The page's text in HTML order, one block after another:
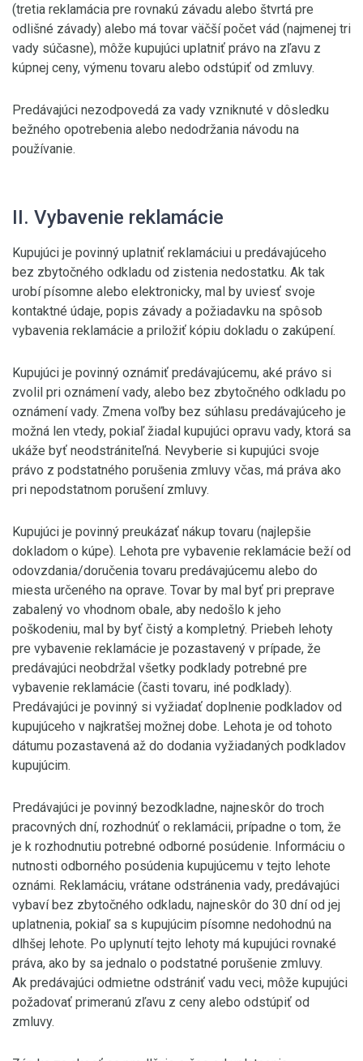
(tretia reklamácia pre rovnakú závadu alebo štvrtá pre
odlišné závady) alebo má tovar väčší počet vád (najmenej tri
vady súčasne), môže kupujúci uplatniť právo na zľavu z
kúpnej ceny, výmenu tovaru alebo odstúpiť od zmluvy.
Predávajúci nezodpovedá za vady vzniknuté v dôsledku
bežného opotrebenia alebo nedodržania návodu na
používanie.
II. Vybavenie reklamácie
Kupujúci je povinný uplatniť reklamáciui u predávajúceho
bez zbytočného odkladu od zistenia nedostatku. Ak tak
urobí písomne alebo elektronicky, mal by uviesť svoje
kontaktné údaje, popis závady a požiadavku na spôsob
vybavenia reklamácie a priložiť kópiu dokladu o zakúpení.
Kupujúci je povinný oznámiť predávajúcemu, aké právo si
zvolil pri oznámení vady, alebo bez zbytočného odkladu po
oznámení vady. Zmena voľby bez súhlasu predávajúceho je
možná len vtedy, pokiaľ žiadal kupujúci opravu vady, ktorá sa
ukáže byť neodstrániteľná. Nevyberie si kupujúci svoje
právo z podstatného porušenia zmluvy včas, má práva ako
pri nepodstatnom porušení zmluvy.
Kupujúci je povinný preukázať nákup tovaru (najlepšie
dokladom o kúpe). Lehota pre vybavenie reklamácie beží od
odovzdania/doručenia tovaru predávajúcemu alebo do
miesta určeného na oprave. Tovar by mal byť pri preprave
zabalený vo vhodnom obale, aby nedošlo k jeho
poškodeniu, mal by byť čistý a kompletný. Priebeh lehoty
pre vybavenie reklamácie je pozastavený v prípade, že
predávajúci neobdržal všetky podklady potrebné pre
vybavenie reklamácie (časti tovaru, iné podklady).
Predávajúci je povinný si vyžiadať doplnenie podkladov od
kupujúceho v najkratšej možnej dobe. Lehota je od tohoto
dátumu pozastavená až do dodania vyžiadaných podkladov
kupujúcim.
Predávajúci je povinný bezodkladne, najneskôr do troch
pracovných dní, rozhodnúť o reklamácii, prípadne o tom, že
je k rozhodnutiu potrebné odborné posúdenie. Informáciu o
nutnosti odborného posúdenia kupujúcemu v tejto lehote
oznámi. Reklamáciu, vrátane odstránenia vady, predávajúci
vybaví bez zbytočného odkladu, najneskôr do 30 dní od jej
uplatnenia, pokiaľ sa s kupujúcim písomne nedohodnú na
dlhšej lehote. Po uplynutí tejto lehoty má kupujúci rovnaké
práva, ako by sa jednalo o podstatné porušenie zmluvy.
Ak predávajúci odmietne odstrániť vadu veci, môže kupujúci
požadovať primeranú zľavu z ceny alebo odstúpiť od
zmluvy.